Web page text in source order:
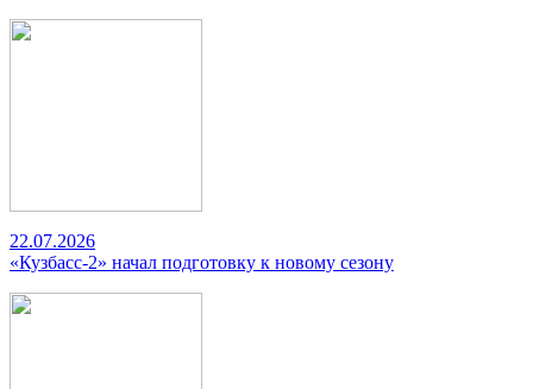
22.07.2026
«Кузбасс-2» начал подготовку к новому сезону